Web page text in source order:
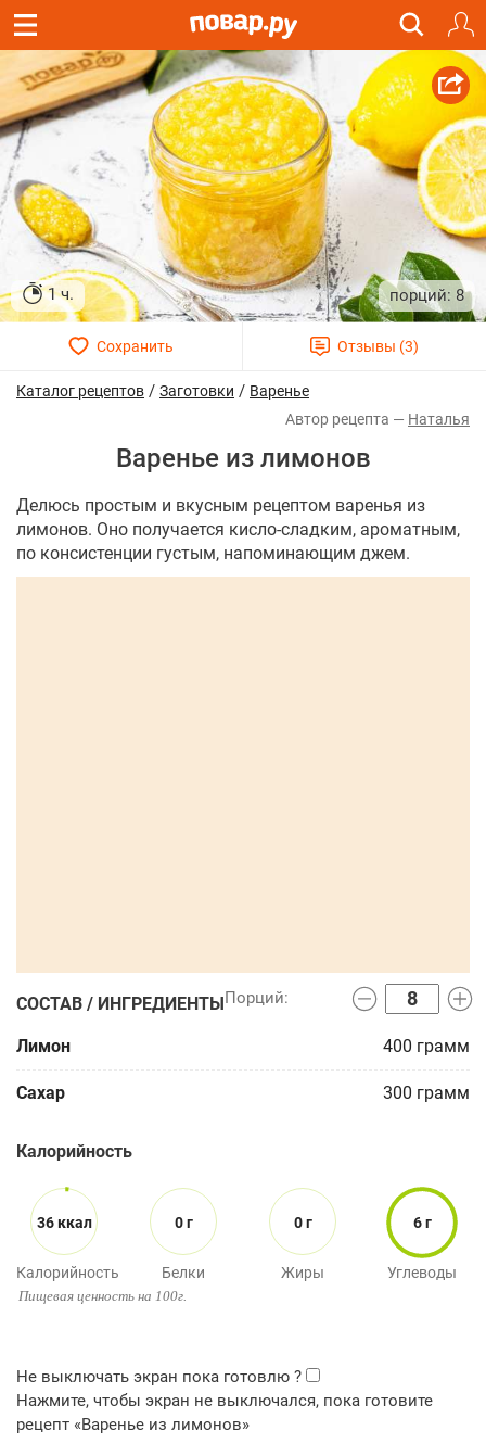
1 ч. 8
Каталог рецептов / Заготовки / Варенье
Наталья
Варенье из лимонов
Делюсь простым и вкусным рецептом варенья из
лимонов. Оно получается кисло-сладким, ароматным,
по консистенции густым, напоминающим джем.
СОСТАВ / ИНГРЕДИЕНТЫ
Лимон 400 грамм
Сахар 300 грамм
Калорийность
36 ккал
Калорийность
0 г
Белки
0 г
Жиры
6 г
Углеводы
Пищевая ценность на 100г.